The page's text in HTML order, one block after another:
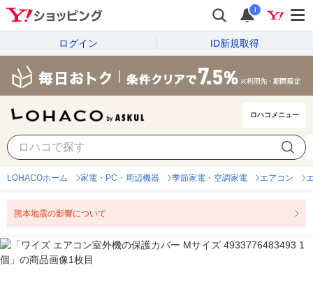
i
ログイン ID新規取得
ロハコメニュー
LOHACOホーム 家電・PC・周辺機器 季節家電・空調家電 エアコン
熊本地震の影響について